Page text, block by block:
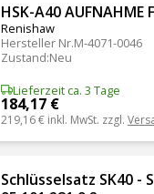
HSK-A40 AUFNAHME
Renishaw
Hersteller Nr.M-4071-0046
Zustand:Neu
Lieferzeit ca. 3 Tage
184,17 €
219,16 € inkl. MwSt. zzgl.
Schlüsselsatz SK40 -